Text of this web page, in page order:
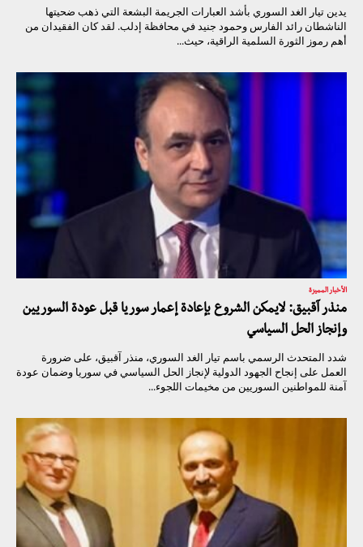
يدين تيار الغد السوري بأشد العبارات الجريمة البشعة التي ذهب ضحيتها
الناشطان رائد الفارس وحمود جنيد في محافظة إدلب. لقد كان الفقيدان من
أهم رموز الثورة السلمية الراقية، حيث...
الأخبار المميزة
منذر آقبيق: لايمكن الشروع بإعادة إعمار سوريا قبل عودة السوريين
وإنجاز الحل السياسي
شدد المتحدث الرسمي باسم تيار الغد السوري، منذر آقبيق، على ضرورة
العمل على إنجاح الجهود الدولية لإنجاز الحل السياسي في سوريا وضمان عودة
آمنة للمواطنين السوريين من مخيمات اللجوء...